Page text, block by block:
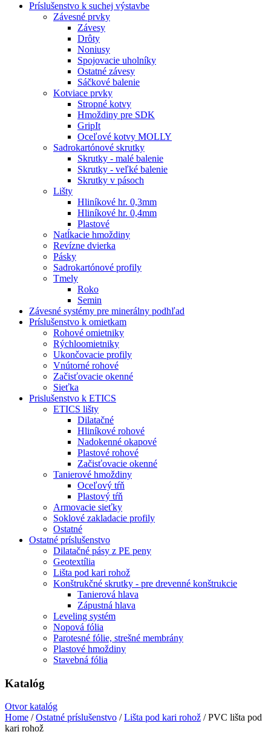
Príslušenstvo k suchej výstavbe
Závesné prvky
Závesy
Drôty
Noniusy
Spojovacie uholníky
Ostatné závesy
Sáčkové balenie
Kotviace prvky
Stropné kotvy
Hmoždiny pre SDK
GripIt
Oceľové kotvy MOLLY
Sadrokartónové skrutky
Skrutky - malé balenie
Skrutky - veľké balenie
Skrutky v pásoch
Lišty
Hliníkové hr. 0,3mm
Hliníkové hr. 0,4mm
Plastové
Natĺkacie hmoždiny
Revízne dvierka
Pásky
Sadrokartónové profily
Tmely
Roko
Semin
Závesné systémy pre minerálny podhľad
Príslušenstvo k omietkam
Rohové omietniky
Rýchloomietniky
Ukončovacie profily
Vnútorné rohové
Začisťovacie okenné
Sieťka
Prislušenstvo k ETICS
ETICS lišty
Dilatačné
Hliníkové rohové
Nadokenné okapové
Plastové rohové
Začisťovacie okenné
Tanierové hmoždiny
Oceľový tŕň
Plastový tŕň
Armovacie sieťky
Soklové zakladacie profily
Ostatné
Ostatné príslušenstvo
Dilatačné pásy z PE peny
Geotextília
Lišta pod kari rohož
Konštrukčné skrutky - pre drevenné konštrukcie
Tanierová hlava
Zápustná hlava
Leveling systém
Nopová fólia
Parotesné fólie, strešné membrány
Plastové hmoždiny
Stavebná fólia
Katalóg
Otvor katalóg
Home /Ostatné príslušenstvo /Lišta pod kari rohož / PVC lišta pod
kari rohož